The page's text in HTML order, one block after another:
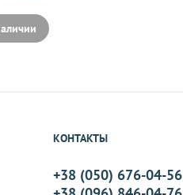
КОНТАКТЫ
+38 (050) 676-04-56